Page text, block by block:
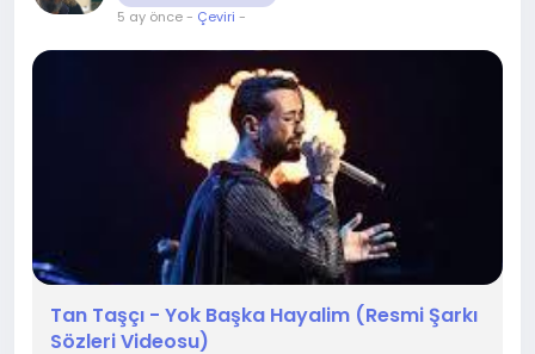
5 ay önce- Çeviri -
Tan Taşçı - Yok Başka Hayalim (Resmi Şarkı
Sözleri Videosu)